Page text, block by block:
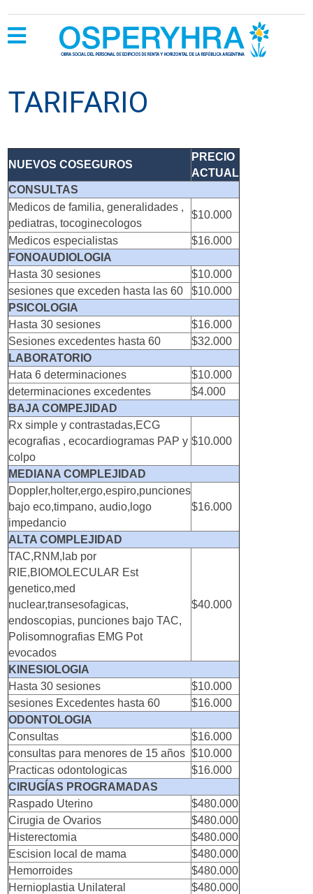
TARIFARIO
NUEVOS COSEGUROS
PRECIO
ACTUAL
CONSULTAS
Medicos de familia, generalidades ,
pediatras, tocoginecologos
$10.000
Medicos especialistas
$16.000
FONOAUDIOLOGIA
Hasta 30 sesiones
$10.000
sesiones que exceden hasta las 60
$10.000
PSICOLOGIA
Hasta 30 sesiones
$16.000
Sesiones excedentes hasta 60
$32.000
LABORATORIO
Hata 6 determinaciones
$10.000
determinaciones excedentes
$4.000
BAJA COMPEJIDAD
Rx simple y contrastadas,ECG
ecografias , ecocardiogramas PAP y
colpo
$10.000
MEDIANA COMPLEJIDAD
Doppler,holter,ergo,espiro,punciones
bajo eco,timpano, audio,logo
impedancio
$16.000
ALTA COMPLEJIDAD
TAC,RNM,lab por
RIE,BIOMOLECULAR Est
genetico,med
nuclear,transesofagicas,
endoscopias, punciones bajo TAC,
Polisomnografias EMG Pot
evocados
$40.000
KINESIOLOGIA
Hasta 30 sesiones
$10.000
sesiones Excedentes hasta 60
$16.000
ODONTOLOGIA
Consultas
$16.000
consultas para menores de 15 años $10.000
Practicas odontologicas
$16.000
CIRUGÍAS PROGRAMADAS
Raspado Uterino
$480.000
Cirugia de Ovarios
$480.000
Histerectomia
$480.000
Escision local de mama
$480.000
Hemorroides
$480.000
Hernioplastia Unilateral
$480.000